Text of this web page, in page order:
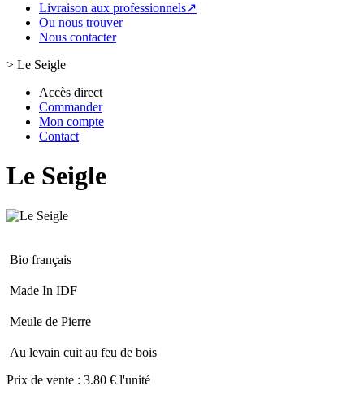
Livraison aux professionnels↗
Ou nous trouver
Nous contacter
> Le Seigle
Accès direct
Commander
Mon compte
Contact
Le Seigle
Bio français
Made In IDF
Meule de Pierre
Au levain cuit au feu de bois
Prix de vente : 3.80 € l'unité